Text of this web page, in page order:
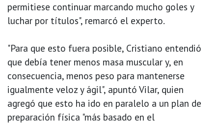
permitiese continuar marcando mucho goles y
luchar por títulos", remarcó el experto.
"Para que esto fuera posible, Cristiano entendió
que debía tener menos masa muscular y, en
consecuencia, menos peso para mantenerse
igualmente veloz y ágil", apuntó Vilar, quien
agregó que esto ha ido en paralelo a un plan de
preparación física "más basado en el